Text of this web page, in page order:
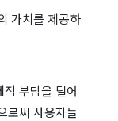
가치를 제공하
부담을 덜어
로써 사용자들